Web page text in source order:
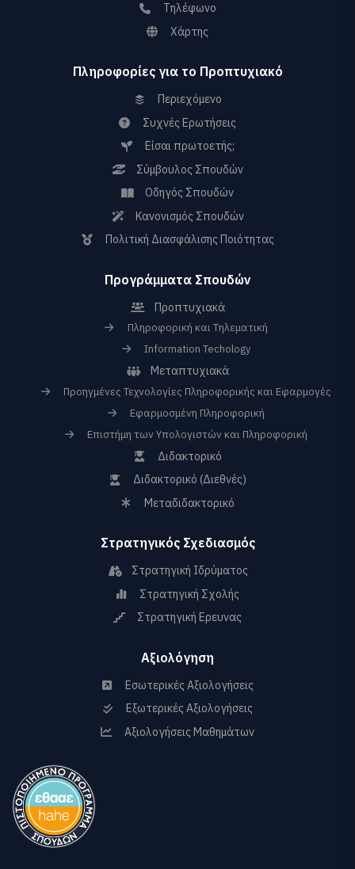
Τηλέφωνο
Χάρτης
Πληροφορίες για το Προπτυχιακό
Περιεχόμενο
Συχνές Ερωτήσεις
Είσαι πρωτοετής;
Σύμβουλος Σπουδών
Οδηγός Σπουδών
Κανονισμός Σπουδών
Πολιτική Διασφάλισης Ποιότητας
Προγράμματα Σπουδών
Προπτυχιακά
Πληροφορική και Τηλεματική
Information Techology
Μεταπτυχιακά
Προηγμένες Τεχνολογίες Πληροφορικής και Εφαρμογές
Εφαρμοσμένη Πληροφορική
Επιστήμη των Υπολογιστών και Πληροφορική
Διδακτορικό
Διδακτορικό (Διεθνές)
Μεταδιδακτορικό
Στρατηγικός Σχεδιασμός
Στρατηγική Ιδρύματος
Στρατηγική Σχολής
Στρατηγική Ερευνας
Αξιολόγηση
Εσωτερικές Αξιολογήσεις
Εξωτερικές Αξιολογήσεις
Αξιολογήσεις Μαθημάτων